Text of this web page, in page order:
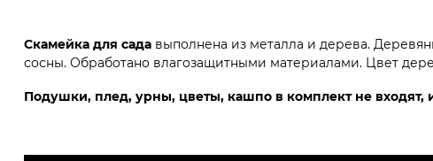
Скамейка для сада выполнена из металла и дерева.
сосны. Обработано влагозащитными материалами. Цвет
Подушки, плед, урны, цветы, кашпо в комплект не входят,